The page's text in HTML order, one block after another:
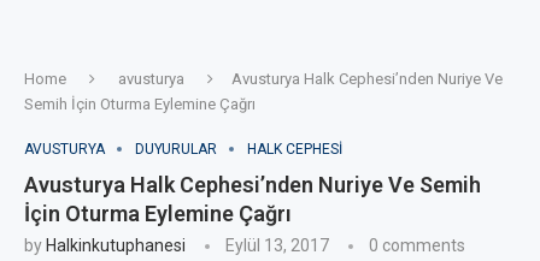
Home avusturya
Avusturya Halk Cephesi’nden Nuriye Ve
Semih İçin Oturma Eylemine Çağrı
AVUSTURYA DUYURULAR HALK CEPHESI
Avusturya Halk Cephesi’nden Nuriye Ve Semih
İçin Oturma Eylemine Çağrı
by Halkinkutuphanesi Eylül 13, 2017 0 comments